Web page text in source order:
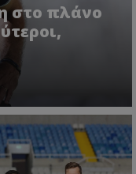
στο πλάνο